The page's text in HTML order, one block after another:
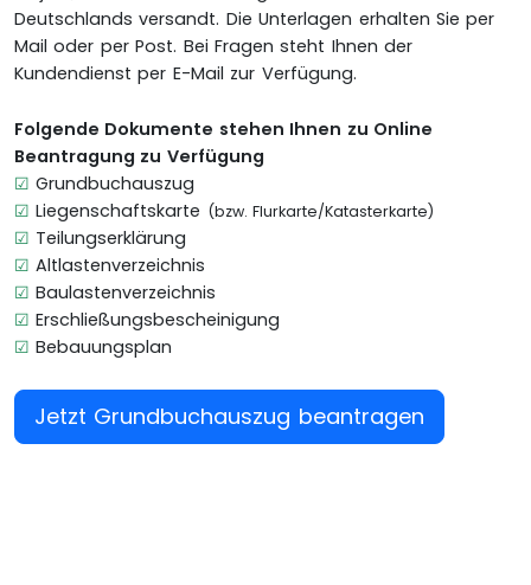
Deutschlands versandt. Die Unterlagen erhalten Sie per
Mail oder per Post. Bei Fragen steht Ihnen der
Kundendienst per E-Mail zur Verfügung.
Folgende Dokumente stehen Ihnen zu Online
Beantragung zu Verfügung
☑Grundbuchauszug
☑Liegenschaftskarte (bzw. Flurkarte/Katasterkarte)
☑ Teilungserklärung
☑Altlastenverzeichnis
☑Baulastenverzeichnis
☑Erschließungsbescheinigung
☑Bebauungsplan
Jetzt Grundbuchauszug beantragen